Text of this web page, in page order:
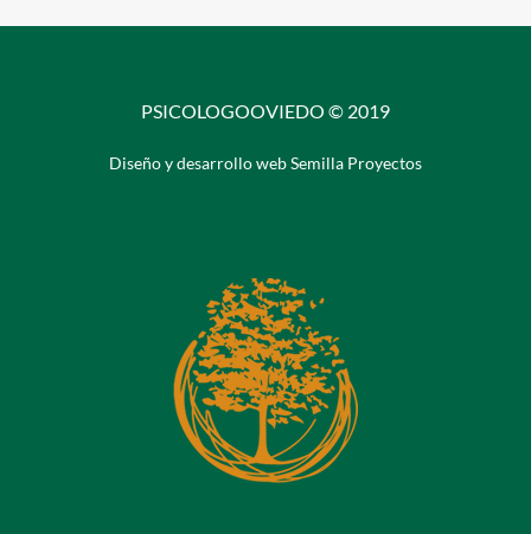
PSICOLOGOOVIEDO © 2019
Diseño y desarrollo web Semilla Proyectos